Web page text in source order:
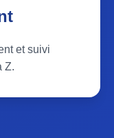
et suivi
Z.